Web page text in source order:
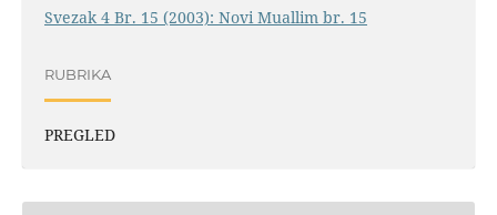
Svezak 4 Br. 15 (2003): Novi Muallim br. 15
RUBRIKA
PREGLED